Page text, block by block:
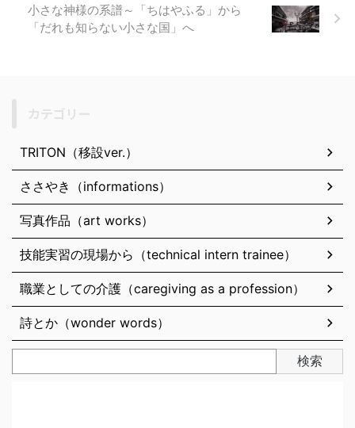
小さな神様の系譜～「ちはやふる」から
「だれも知らない小さな国」へ
TRITON（移設ver.）
ささやき（informations）
写真作品（art works）
技能実習の現場から（technical intern trainee）
職業としての介護（caregiving as a profession）
詩とか（wonder words）
検索